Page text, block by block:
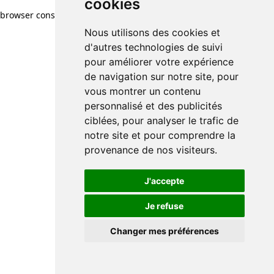
cookies
Nous utilisons des cookies et
d'autres technologies de suivi
pour améliorer votre expérience
de navigation sur notre site, pour
vous montrer un contenu
personnalisé et des publicités
ciblées, pour analyser le trafic de
notre site et pour comprendre la
provenance de nos visiteurs.
J'accepte
Je refuse
Changer mes préférences
browser console for more information)